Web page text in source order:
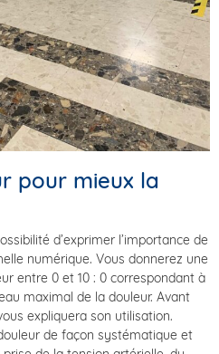
pour mieux la
d’exprimer l’importance de
numérique. Vous donnerez une
entre 0 et 10 : 0 correspondant à
maximal de la douleur. Avant
expliquera son utilisation.
de façon systématique et